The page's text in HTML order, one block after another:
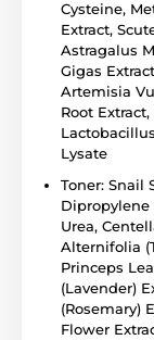
Cysteine,
Extract,
Astragalus
Gigas
Artemisia
Root
Lysate
Toner: Snail
Dipropylene
Urea,
Alternifolia
Princeps
(Lavender)
(Rosemary)
Flower